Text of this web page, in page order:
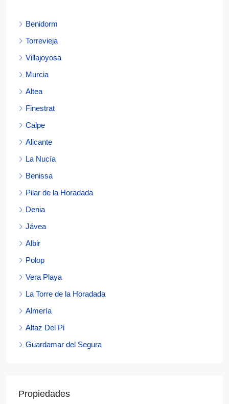
Benidorm
Torrevieja
Villajoyosa
Murcia
Altea
Finestrat
Calpe
Alicante
La Nucía
Benissa
Pilar de la Horadada
Denia
Jávea
Albir
Polop
Vera Playa
La Torre de la Horadada
Almería
Alfaz Del Pi
Guardamar del Segura
Propiedades